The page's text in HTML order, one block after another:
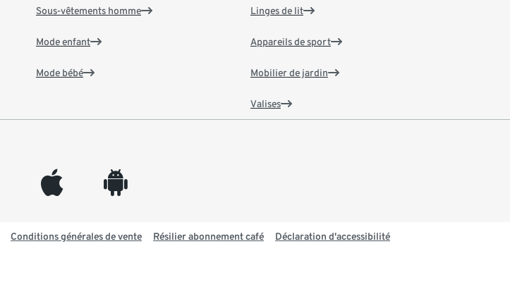
Sous-vêtements homme
Mode enfant
Mode bébé
Linges de lit
Appareils de sport
Mobilier de jardin
Valises
appleinc android
Conditions générales de vente Résilier abonnement café Déclaration d'accessibilité